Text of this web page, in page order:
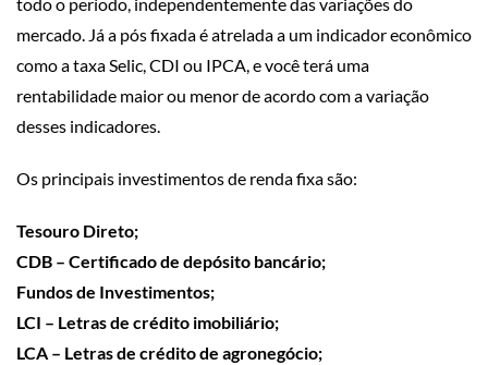
mercado. Já a pós fixada é atrelada a um indicador econômico
como a taxa Selic, CDI ou IPCA, e você terá uma
rentabilidade maior ou menor de acordo com a variação
desses indicadores.
Os principais investimentos de renda fixa são:
Tesouro Direto;
CDB – Certificado de depósito bancário;
Fundos de Investimentos;
LCI – Letras de crédito imobiliário;
LCA – Letras de crédito de agronegócio;